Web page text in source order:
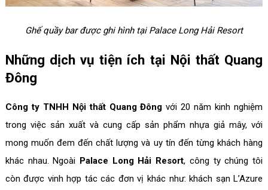
Ghế quầy bar được ghi hình tại Palace Long Hải Resort
Những dịch vụ tiện ích tại Nội thất Quang
Đông
Công ty TNHH Nội thất Quang Đông với 20 năm kinh nghiệm
trong việc sản xuất và cung cấp sản phẩm nhựa giả mây, với
mong muốn đem đến chất lượng và uy tín đến từng khách hàng
khác nhau. Ngoài Palace Long Hải Resort, công ty chúng tôi
còn được vinh hợp tác các đơn vị khác như: khách sạn L’Azure